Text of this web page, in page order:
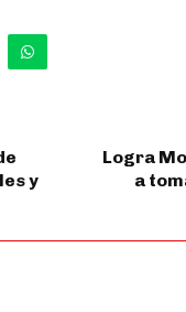
y
Logra
a